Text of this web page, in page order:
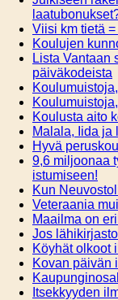
Viisi km tietä
Koulujen
Lista Vantaan
päiväkodeista
Koulusta aito
Malala, Iida ja
Hyvä
9,6 miljoonaa
istumiseen!
Kun
Veteraania
Maailma on
Jos
Köyhät olkoot
Kovan päivän
Itsekkyyden